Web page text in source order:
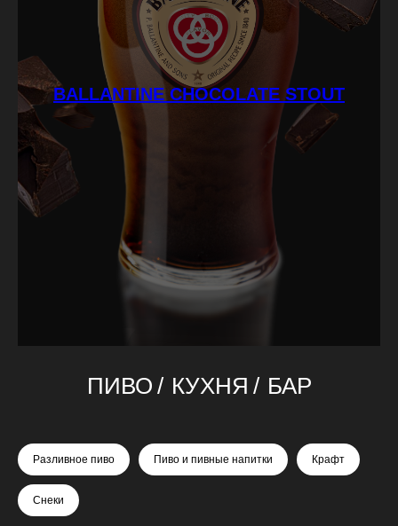
BALLANTINE CHOCOLATE STOUT
ПИВО / КУХНЯ / БАР
Разливное пиво Пиво и пивные напитки Крафт
Снеки